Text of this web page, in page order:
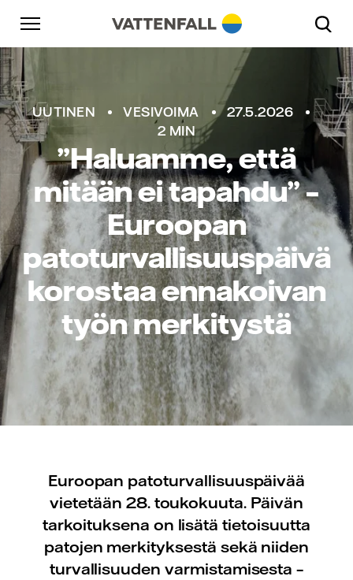
Skip to content
Päänavigaatioon
Siirry alatunnisteeseen
UUTINEN VESIVOIMA
27.5.2026
2 MIN
”Haluamme, että
mitään ei tapahdu” –
Euroopan
patoturvallisuuspäivä
korostaa ennakoivan
työn merkitystä
Euroopan patoturvallisuuspäivää
vietetään 28. toukokuuta. Päivän
tarkoituksena on lisätä tietoisuutta
patojen merkityksestä sekä niiden
turvallisuuden varmistamisesta –
Päänavigaatioon